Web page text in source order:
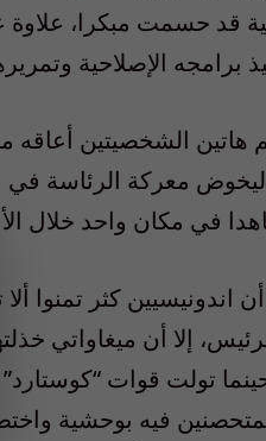
قد حسمت مبكرا،
برامجه الإصلاحية
هاتين الشخصيتين
في مكان واحد خلال
كثر تمنوا
إلا أن ميغاواتي
تولت قوات
فيه بوحشية